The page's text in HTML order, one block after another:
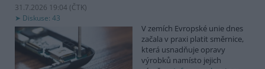
31.7.2026 19:04 (ČTK)
Diskuse: 43
V zemích Evropské unie dnes
začala v praxi platit směrnice,
která usnadňuje opravy
výrobků namísto jejich